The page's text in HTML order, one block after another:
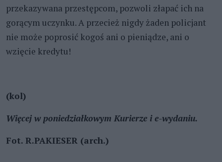
przekazywana przestępcom, pozwoli złapać ich na
gorącym uczynku. A przecież nigdy żaden policjant
nie może poprosić kogoś ani o pieniądze, ani o
wzięcie kredytu!
(kol)
Więcej w poniedziałkowym Kurierze i e-wydaniu.
Fot. R.PAKIESER (arch.)